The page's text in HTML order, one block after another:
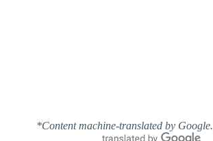
*Content machine-translated by Google.